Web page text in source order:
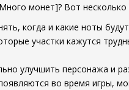
монет]? Вот несколько
когда и какие ноты
участки кажутся
улучшить персонажа и
во время игры,